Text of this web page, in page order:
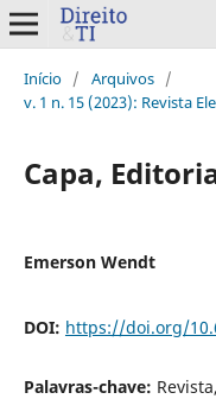
Início / Arquivos /
v. 1 n. 15 (2023): Revista
Capa,
Emerson Wendt
DOI: https://doi.org/
Palavras-chave: